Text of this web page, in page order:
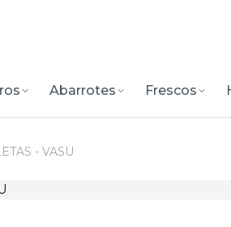
Abarrotes Frescos
- VASU